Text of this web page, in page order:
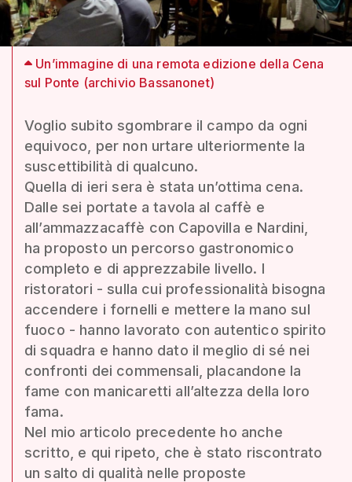
Un’immagine di una remota edizione della Cena
sul Ponte (archivio Bassanonet)
Voglio subito sgombrare il campo da ogni
equivoco, per non urtare ulteriormente la
suscettibilità di qualcuno.
Quella di ieri sera è stata un’ottima cena.
Dalle sei portate a tavola al caffè e
all’ammazzacaffè con Capovilla e Nardini,
ha proposto un percorso gastronomico
completo e di apprezzabile livello. I
ristoratori - sulla cui professionalità bisogna
accendere i fornelli e mettere la mano sul
fuoco - hanno lavorato con autentico spirito
di squadra e hanno dato il meglio di sé nei
confronti dei commensali, placandone la
fame con manicaretti all’altezza della loro
fama.
Nel mio articolo precedente ho anche
scritto, e qui ripeto, che è stato riscontrato
un salto di qualità nelle proposte